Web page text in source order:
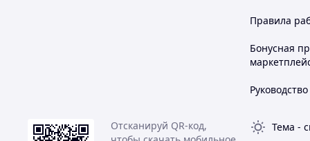
Правила
Бонусная
Отсканируй QR-код,
Тема -